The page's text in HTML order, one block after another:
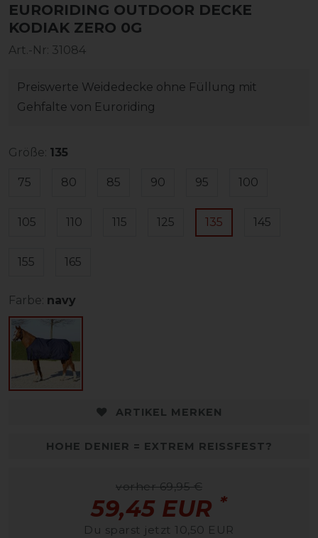
EURORIDING OUTDOOR DECKE
KODIAK ZERO 0G
Art.-Nr: 31084
Preiswerte Weidedecke ohne Füllung mit
Gehfalte von Euroriding
Größe: 135
75 80 85 90 95 100
105 110 115 125 135 145
155 165
Farbe: navy
ARTIKEL MERKEN
HOHE DENIER = EXTREM REISSFEST?
vorher 69,95 €
59,45 EUR *
Du sparst jetzt 10,50 EUR